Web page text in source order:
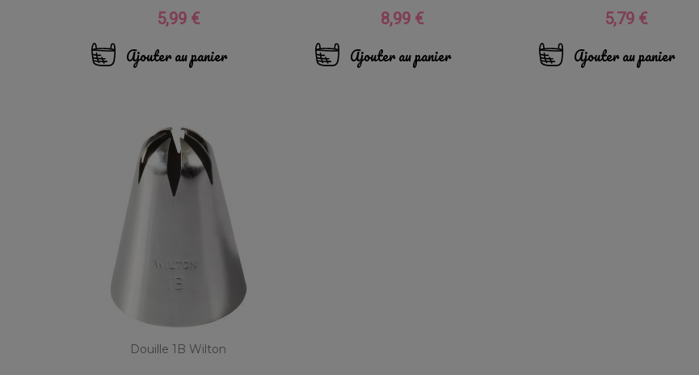
Prix
5,99 €
Ajouter au panier
Prix
8,99 €
Ajouter au panier
Prix
5,79 €
Ajouter au panier
Douille 1B Wilton